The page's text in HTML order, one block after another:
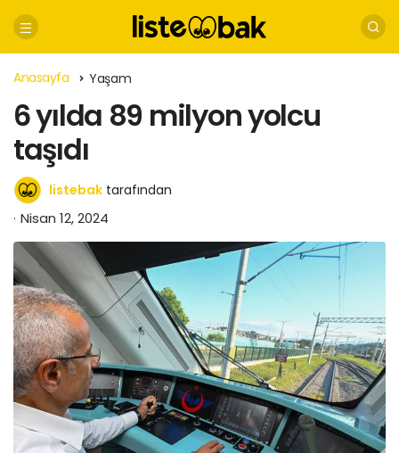
Anasayfa Yaşam
6 yılda 89 milyon yolcu
taşıdı
listebak tarafından
Nisan 12, 2024